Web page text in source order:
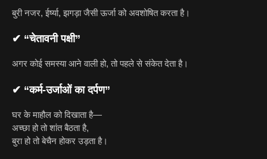
बुरी नजर, ईर्ष्या, झगड़ा जैसी ऊर्जा को अवशोषित करता है।
✔ “चेतावनी पक्षी”
अगर कोई समस्या आने वाली हो, तो पहले से संकेत देता है।
✔ “कर्म-उर्जाओं का दर्पण”
घर के माहौल को दिखाता है—
अच्छा हो तो शांत बैठता है,
बुरा हो तो बेचैन होकर उड़ता है।